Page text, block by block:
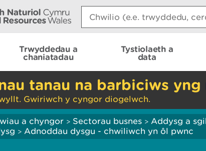
Search:
Trwyddedau a
chaniatadau
Tystiolaeth a
data
tanau na barbiciws
Gwiriwch y cyngor diogelwch.
a chyngor > Sectorau busnes > Addysg a
> Adnoddau dysgu - chwiliwch yn ôl pwnc